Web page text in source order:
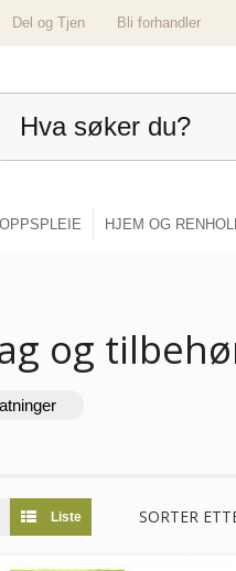
Del og Tjen
Bli forhandler
HJEM OG
og
Liste SORTER